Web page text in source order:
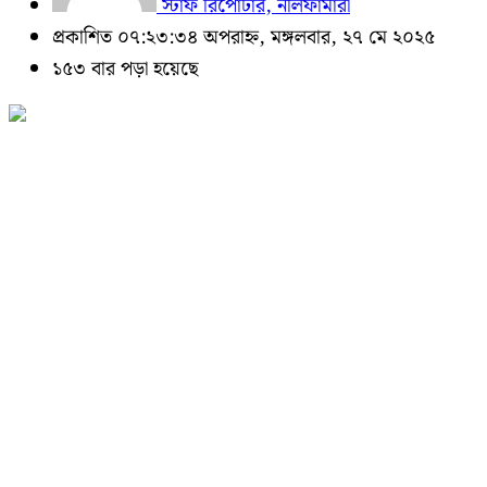
প্রকাশিত ০৭:২৩:৩৪ অপরাহ্ন, মঙ্গলবার, ২৭ মে ২০২৫
১৫৩ বার পড়া হয়েছে